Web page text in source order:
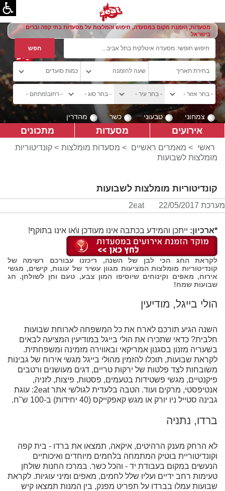
מסעדות, הזמנת מקום במסעדה, חיפוש והמלצות על מסעדות בתי קפה וברים
בישראל
צמחוני טבעוני כשר מהדרין
אירועים מסעדות מתכונים
ראשי > מאמרים ראשיים > מסעדות מומלצות > קונדיטוריות
מומלצות לשבועות
קונדיטוריות מומלצות לשבועות
מערכת 2eat 22/05/2017
*ארכיון: ייתכן והמידע בכתבה אינו מעודכן ו\או אינו בתוקף!
לקראת החג הכי לבן של השנה, ריכזנו עבורכם רשימה של
קונדיטוריות מומלצות המציעות מגוון עשיר של עוגות, קישים, מגשי
אירוח, מאפים וקינוחים שיוסיפו המון צבע, טעם וחן לשולחן. חג
שבועות שמח!
הולי בייגל, מודיעין
השנה הגיע תורכם לארח את כל המשפחה לארוחת שבועות
חלבית? כדאי שתכירו את הולי בייגל במודיעין המציעה לבאים
בשעריה מזנון בסגנון אמריקאי ובאווירה מזמינה ומשפחתית.
לקראת שבועות, תוכלו להזמין מהולי בייגל מגשי אירוח של גבינות
משובחות לצד פלטות של ירקות טריים, דגים מעושנים ורטבים
פיקנטיים, מגשי פשטידות בטעמים, פסטות, פיצות, לזניה,
אנטיפסטי, מרקים ועוד. הטבה בלעדית לגולשי אתר 2eat: עוגת
גבינה סטייל ניו יורק או מגש קאפקייקס (40 יחידות) ב-100 ש"ח.
ברדו, נתניה
לא הרחק מענק הרהיטים, איקאה, תמצאו את ברדו - בית קפה
וקונדיטוריית בוטיק המתמחה בלחמים מיוחדים ואיכותיים
הנעשים במקום בעבודת יד - והכל כשר. במרכז החנות שולחן
טעימות רחב ידיים ועליו שלל לחמים, מאפים ומיני עוגיות. לקראת
שבועות עמלו בברדו על תפריט מפנק, בין המנות תמצאו קיש